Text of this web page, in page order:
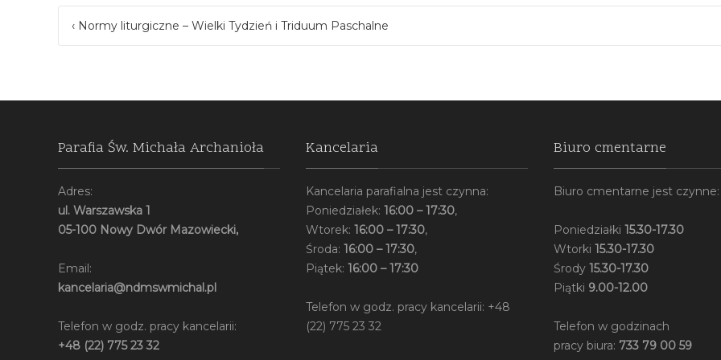
Post navigation
‹ Normy liturgiczne – Wielki Tydzień i Triduum Paschalne
Parafia Św. Michała Archanioła
Adres:
ul. Warszawska 1
05-100 Nowy Dwór Mazowiecki,
Email:
kancelaria@ndmswmichal.pl
Telefon w godz. pracy kancelarii:
+48 (22) 775 23 32
Kancelaria
Kancelaria parafialna jest czynna:
Poniedziałek: 16:00 – 17:30,
Wtorek: 16:00 – 17:30,
Środa: 16:00 – 17:30,
Piątek: 16:00 – 17:30
Telefon w godz. pracy kancelarii: +48
(22) 775 23 32
Biuro cmentarne
Biuro cmentarne jest czynne:
Poniedziałki 15.30-17.30
Wtorki 15.30-17.30
Środy 15.30-17.30
Piątki 9.00-12.00
Telefon w godzinach
pracy biura: 733 79 00 59